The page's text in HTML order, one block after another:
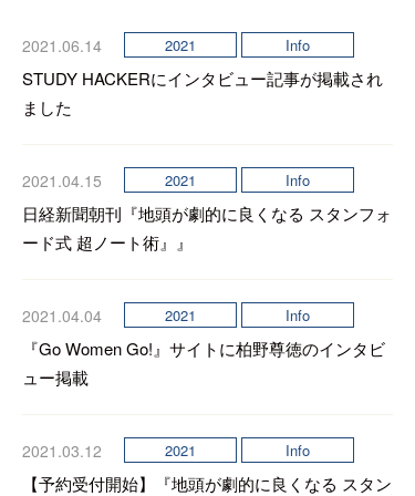
2021.06.14 2021 Info
STUDY HACKERにインタビュー記事が掲載され
ました
2021.04.15 2021 Info
日経新聞朝刊『地頭が劇的に良くなる スタンフォ
ード式 超ノート術』』
2021.04.04 2021 Info
『Go Women Go!』サイトに柏野尊徳のインタビ
ュー掲載
2021.03.12 2021 Info
【予約受付開始】『地頭が劇的に良くなる スタン